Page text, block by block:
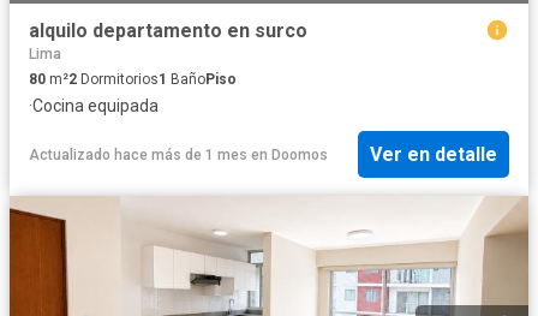
alquilo departamento en surco
Lima
80 m²2 Dormitorios1 BañoPiso
·Cocina equipada
Actualizado hace más de 1 mes en Doomos Ver en detalle